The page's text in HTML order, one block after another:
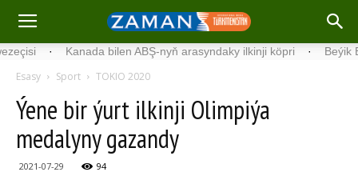
· Ka­na­da bilen ABŞ-nyň arasyndaky ilkinji köp­ri · Beýik
Esasy Sport TOKIO 2020
Ýene bir ýurt ilkinji Olimpiýa
medalyny gazandy
2021-07-29 94